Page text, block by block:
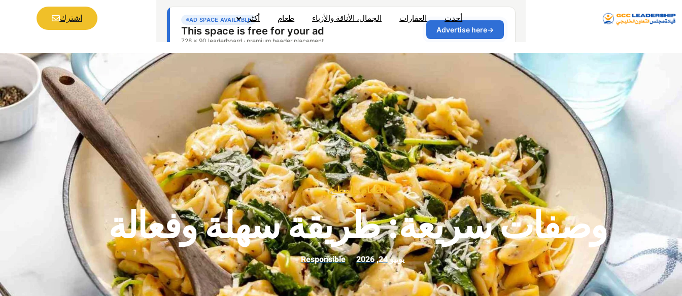
أحدث العقارات الجمال، الأناقة والأزياء طعام أكثر اشترك
الطعام والمطبخ
وصفات سريعة: طريقة سهلة وفعالة
يونيو 24, 2026 Responsible